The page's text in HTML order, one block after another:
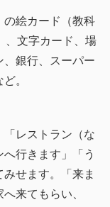
の絵カード（教科
、文字カード、場
、銀行、スーパー
。
レストラン（な
行きます」「う
せます。「来ま
来てもらい、